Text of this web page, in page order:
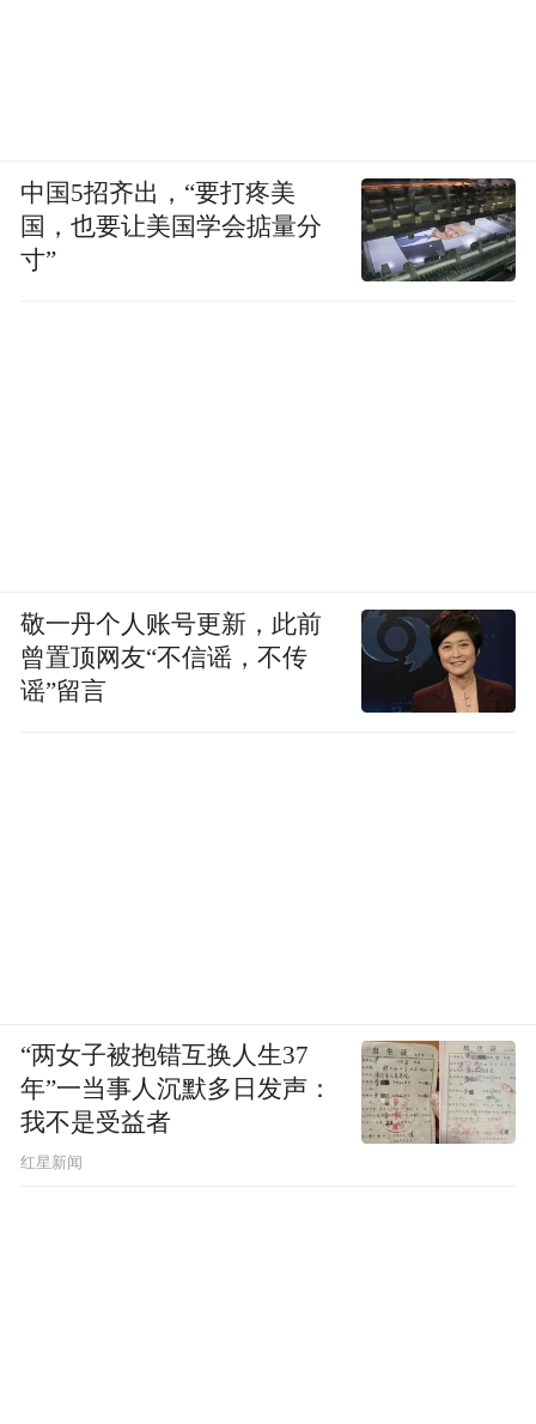
中国5招齐出，“要打疼美
国，也要让美国学会掂量分
寸”
敬一丹个人账号更新，此前
曾置顶网友“不信谣，不传
谣”留言
“两女子被抱错互换人生37
年”一当事人沉默多日发声：
我不是受益者
红星新闻